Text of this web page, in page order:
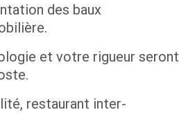
des baux
et votre rigueur seront
restaurant inter-